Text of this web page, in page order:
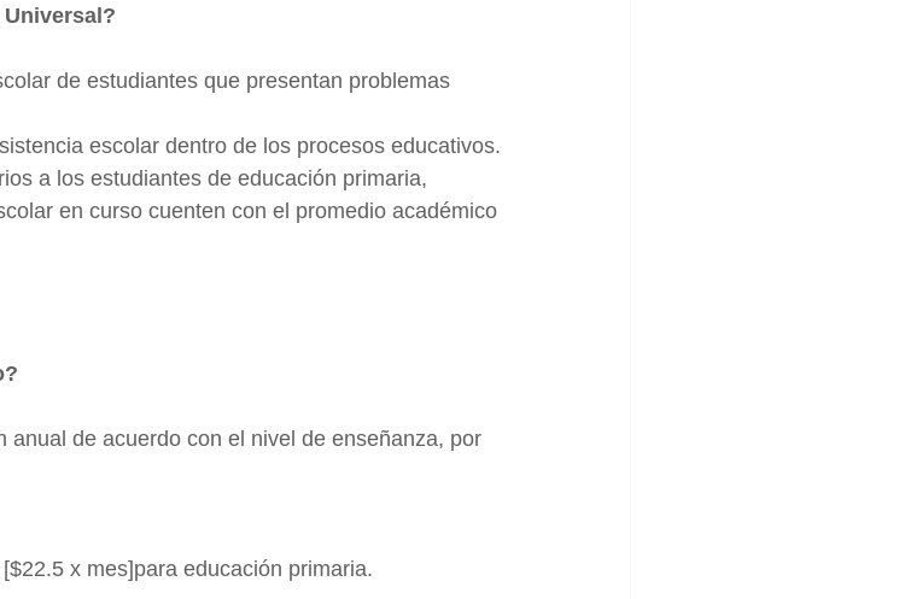
de estudiantes que presentan problemas
escolar dentro de los procesos educativos.
a los estudiantes de educación primaria,
en curso cuenten con el promedio académico
anual de acuerdo con el nivel de enseñanza, por
x mes]para educación primaria.